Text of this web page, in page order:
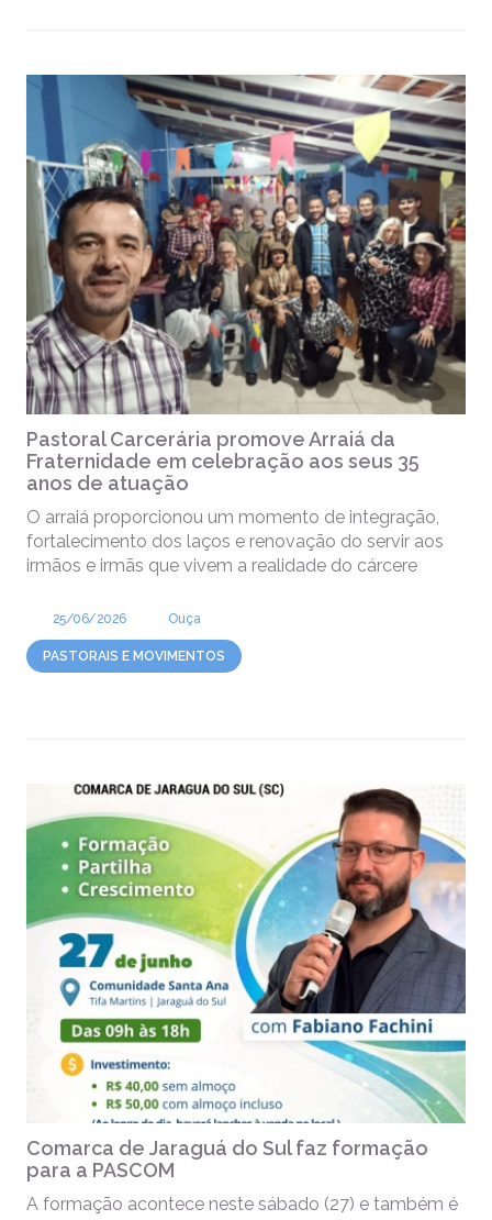
Pastoral Carcerária promove Arraiá da
Fraternidade em celebração aos seus 35
anos de atuação
O arraiá proporcionou um momento de integração,
fortalecimento dos laços e renovação do servir aos
irmãos e irmãs que vivem a realidade do cárcere
25/06/2026 Ouça
PASTORAIS E MOVIMENTOS
Comarca de Jaraguá do Sul faz formação
para a PASCOM
A formação acontece neste sábado (27) e também é